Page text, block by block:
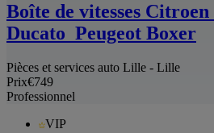
Boîte de vitesses
Ducato_Peugeot Boxer
Pièces et services auto Lille - Lille
Prix€749
Professionnel
VIP